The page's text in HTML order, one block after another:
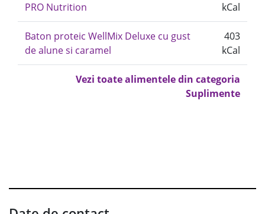
PRO Nutrition
kCal
Baton proteic WellMix Deluxe cu gust
de alune si caramel
403
kCal
Vezi toate alimentele din categoria
Suplimente